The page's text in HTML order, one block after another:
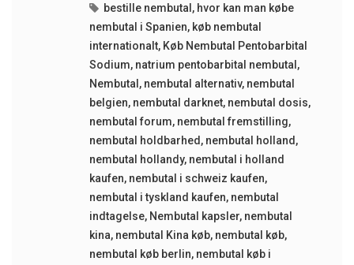
bestille nembutal , hvor kan man købe
nembutal i Spanien, køb nembutal
internationalt, Køb Nembutal Pentobarbital
Sodium, natrium pentobarbital nembutal ,
Nembutal , nembutal alternativ, nembutal
belgien, nembutal darknet, nembutal dosis,
nembutal forum, nembutal fremstilling,
nembutal holdbarhed , nembutal holland ,
nembutal hollandy, nembutal i holland
kaufen, nembutal i schweiz kaufen,
nembutal i tyskland kaufen, nembutal
indtagelse, Nembutal kapsler, nembutal
kina, nembutal Kina køb, nembutal køb,
nembutal køb berlin, nembutal køb i